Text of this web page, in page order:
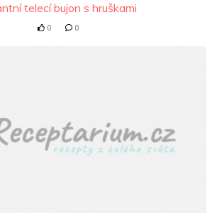
telecí bujon s hruškami
0 0